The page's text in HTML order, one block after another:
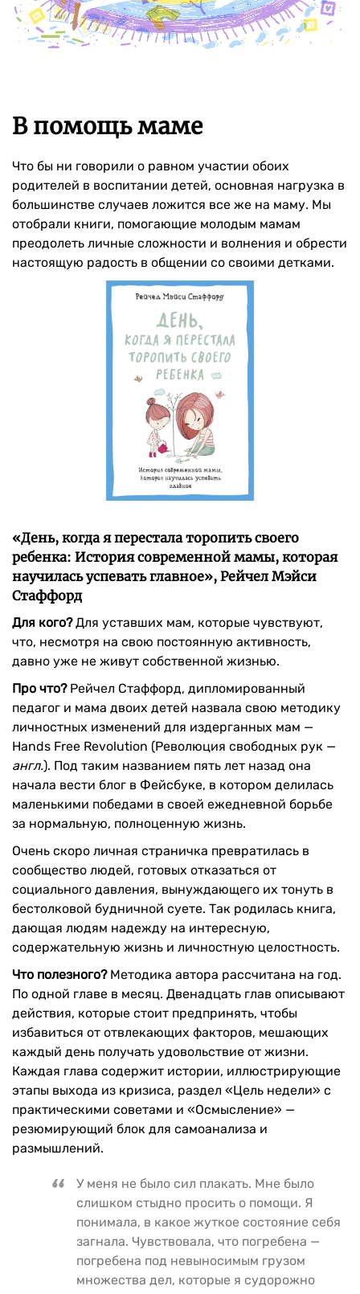
В помощь маме
Что бы ни говорили о равном участии обоих
родителей в воспитании детей, основная нагрузка в
большинстве случаев ложится все же на маму. Мы
отобрали книги, помогающие молодым мамам
преодолеть личные сложности и волнения и обрести
настоящую радость в общении со своими детками.
«День, когда я перестала торопить своего
ребенка: История современной мамы, которая
научилась успевать главное», Рейчел Мэйси
Стаффорд
Для кого?Для уставших мам, которые чувствуют,
что, несмотря на свою постоянную активность,
давно уже не живут собственной жизнью.
Про что?Рейчел Стаффорд, дипломированный
педагог и мама двоих детей назвала свою методику
личностных изменений для издерганных мам —
Hands Free Revolution (Революция свободных рук —
англ.). Под таким названием пять лет назад она
начала вести блог в Фейсбуке, в котором делилась
маленькими победами в своей ежедневной борьбе
за нормальную, полноценную жизнь.
Очень скоро личная страничка превратилась в
сообщество людей, готовых отказаться от
социального давления, вынуждающего их тонуть в
бестолковой будничной суете. Так родилась книга,
дающая людям надежду на интересную,
содержательную жизнь и личностную целостность.
Что полезного?Методика автора рассчитана на год.
По одной главе в месяц. Двенадцать глав описывают
действия, которые стоит предпринять, чтобы
избавиться от отвлекающих факторов, мешающих
каждый день получать удовольствие от жизни.
Каждая глава содержит истории, иллюстрирующие
этапы выхода из кризиса, раздел «Цель недели» с
практическими советами и «Осмысление» —
резюмирующий блок для самоанализа и
размышлений.
У меня не было сил плакать. Мне было
слишком стыдно просить о помощи. Я
понимала, в какое жуткое состояние себя
загнала. Чувствовала, что погребена —
погребена под невыносимым грузом
множества дел, которые я судорожно